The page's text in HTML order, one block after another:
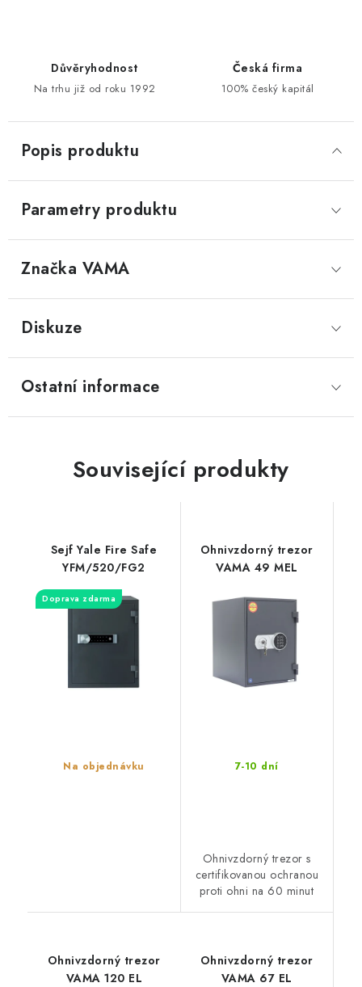
Důvěryhodnost
Na trhu již od roku 1992
Česká firma
100% český kapitál
Popis produktu
Parametry produktu
Značka VAMA
Diskuze
Ostatní informace
Související produkty
Sejf Yale Fire Safe
YFM/520/FG2
Doprava zdarma
Na objednávku
Ohnivzdorný trezor
VAMA 49 MEL
7-10 dní
Ohnivzdorný trezor s
certifikovanou ochranou
proti ohni na 60 minut
Ohnivzdorný trezor
VAMA 120 EL
Ohnivzdorný trezor
VAMA 67 EL